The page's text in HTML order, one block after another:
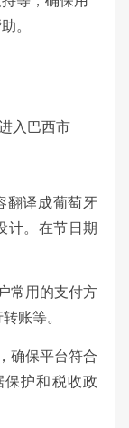
。
入巴西市
翻译成葡萄牙
。 在节日期
常用的支付方
账等。
确保平台符合
护和税收政